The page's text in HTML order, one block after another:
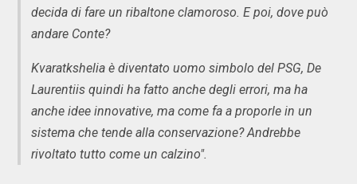
decida di fare un ribaltone clamoroso. E poi, dove può
andare Conte?
Kvaratkshelia è diventato uomo simbolo del PSG, De
Laurentiis quindi ha fatto anche degli errori, ma ha
anche idee innovative, ma come fa a proporle in un
sistema che tende alla conservazione? Andrebbe
rivoltato tutto come un calzino".